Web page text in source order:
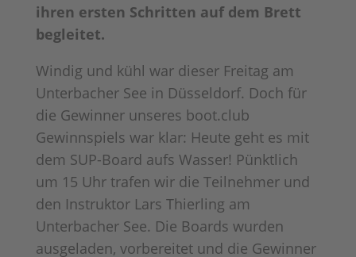
ihren ersten Schritten auf dem Brett
begleitet.
Windig und kühl war dieser Freitag am
Unterbacher See in Düsseldorf. Doch für
die Gewinner unseres boot.club
Gewinnspiels war klar: Heute geht es mit
dem SUP-Board aufs Wasser! Pünktlich
um 15 Uhr trafen wir die Teilnehmer und
den Instruktor Lars Thierling am
Unterbacher See. Die Boards wurden
ausgeladen, vorbereitet und die Gewinner